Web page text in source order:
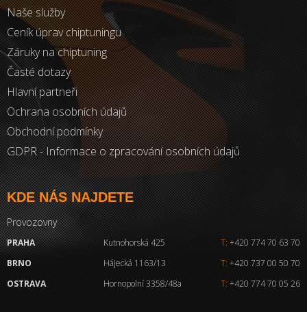
Naše služby
Ceník úprav chiptuningu
Záruky na chiptuning
Časté dotazy
Hlavní partneři
Ochrana osobních údajů
Obchodní podmínky
GDPR - Informace o zpracování osobních údajů
KDE NÁS NAJDETE
Provozovny
PRAHA Kutnohorská 425 T: +420 774 70 63 70
BRNO
Hájecká 1163/13 T: +420 737 00 50 70
OSTRAVA
Hornopolní 3358/48a T: +420 774 70 05 26